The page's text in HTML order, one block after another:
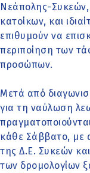
Νεάπολης-Συκεών,
κατοίκων, και
επιθυμούν να
περιποίηση των
προσώπων.
Μετά από
για τη ναύλωση
κάθε Σάββατο, με
της Δ.Ε. Συκεών
των δρομολογίων